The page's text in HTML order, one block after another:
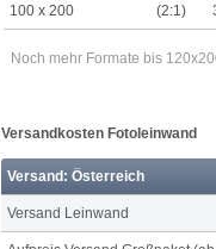
100 x 200 (2:1)
Noch mehr Formate bis
Versandkosten Fotoleinwand
Versand: Österreich
Versand Leinwand